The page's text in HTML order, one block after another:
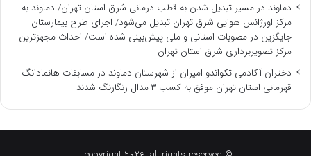
دماوند در مسیر تبدیل شدن به قطب درمانی شرق استان تهران/ دماوند به
مرکز اورژانس هوایی شرق تهران تبدیل می‌شود/ اجرای طرح بیمارستان
جایگزین در مصوبات استانی و ملی پیش‌بینی شده است/ احداث مجهزترین
مرکز تصویربرداری شرق استان تهران
دختران آکادمی تکواندو امیران از شهرستان دماوند در مسابقات هانمادانگ
قهرمانی استان تهران موفق به کسب ۳ مدال رنگارنگ شدند